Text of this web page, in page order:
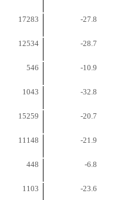
17283 -27.8
12534 -28.7
546 -10.9
1043 -32.8
15259 -20.7
11148 -21.9
448 -6.8
1103 -23.6